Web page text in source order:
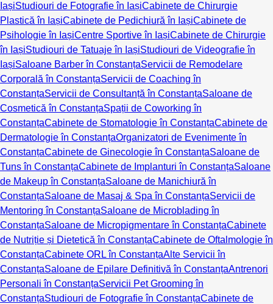
IașiStudiouri de Fotografie în IașiCabinete de Chirurgie
Plastică în IașiCabinete de Pedichiură în IașiCabinete de
Psihologie în IașiCentre Sportive în IașiCabinete de Chirurgie
în IașiStudiouri de Tatuaje în IașiStudiouri de Videografie în
IașiSaloane Barber în ConstanțaServicii de Remodelare
Corporală în ConstanțaServicii de Coaching în
ConstanțaServicii de Consultanță în ConstanțaSaloane de
Cosmetică în ConstanțaSpații de Coworking în
ConstanțaCabinete de Stomatologie în ConstanțaCabinete de
Dermatologie în ConstanțaOrganizatori de Evenimente în
ConstanțaCabinete de Ginecologie în ConstanțaSaloane de
Tuns în ConstanțaCabinete de Implanturi în ConstanțaSaloane
de Makeup în ConstanțaSaloane de Manichiură în
ConstanțaSaloane de Masaj & Spa în ConstanțaServicii de
Mentoring în ConstanțaSaloane de Microblading în
ConstanțaSaloane de Micropigmentare în ConstanțaCabinete
de Nutriție și Dietetică în ConstanțaCabinete de Oftalmologie în
ConstanțaCabinete ORL în ConstanțaAlte Servicii în
ConstanțaSaloane de Epilare Definitivă în ConstanțaAntrenori
Personali în ConstanțaServicii Pet Grooming în
ConstanțaStudiouri de Fotografie în ConstanțaCabinete de